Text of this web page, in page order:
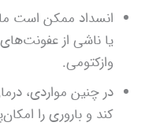
انسداد ممکن است
یا ناشی از
وازکتومی.
در چنین مواردی،
کند و باروری را